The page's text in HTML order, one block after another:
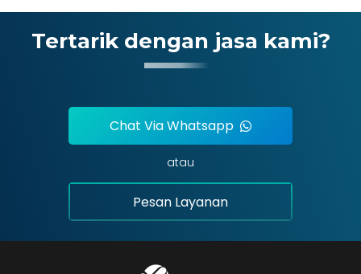
Tertarik dengan jasa kami?
Chat Via Whatsapp
atau
Pesan Layanan